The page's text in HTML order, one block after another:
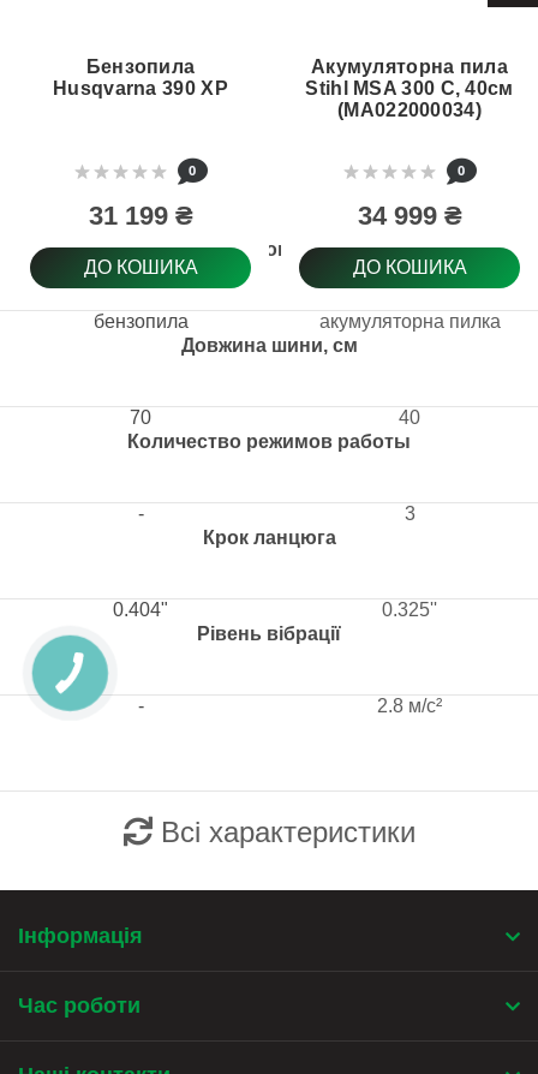
Тип товару
Довжина шини, см
Количество режимов работы
Крок ланцюга
Рівень вібрації
Бензопила
Husqvarna 390 ХР
0
31 199 ₴
ДО КОШИКА
бензопила
70
-
0.404"
-
Акумуляторна пила
Stihl MSA 300 C, 40см
(MA022000034)
0
34 999 ₴
ДО КОШИКА
акумуляторна пилка
40
3
0.325''
2.8 м/с²
Всі характеристики
Інформація
Час роботи